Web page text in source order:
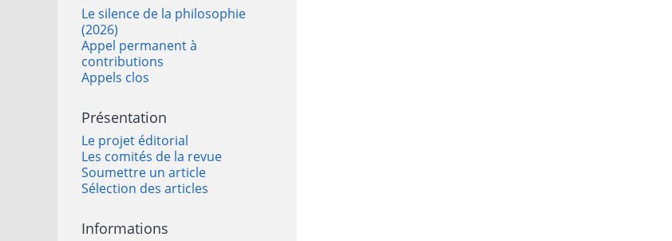
Le silence de la philosophie
(2026)
Appel permanent à
contributions
Appels clos
Présentation
Le projet éditorial
Les comités de la revue
Soumettre un article
Sélection des articles
Informations